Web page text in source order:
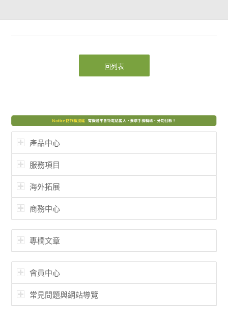
回列表
產品中心
服務項目
海外拓展
商務中心
專欄文章
會員中心
常見問題與網站導覽